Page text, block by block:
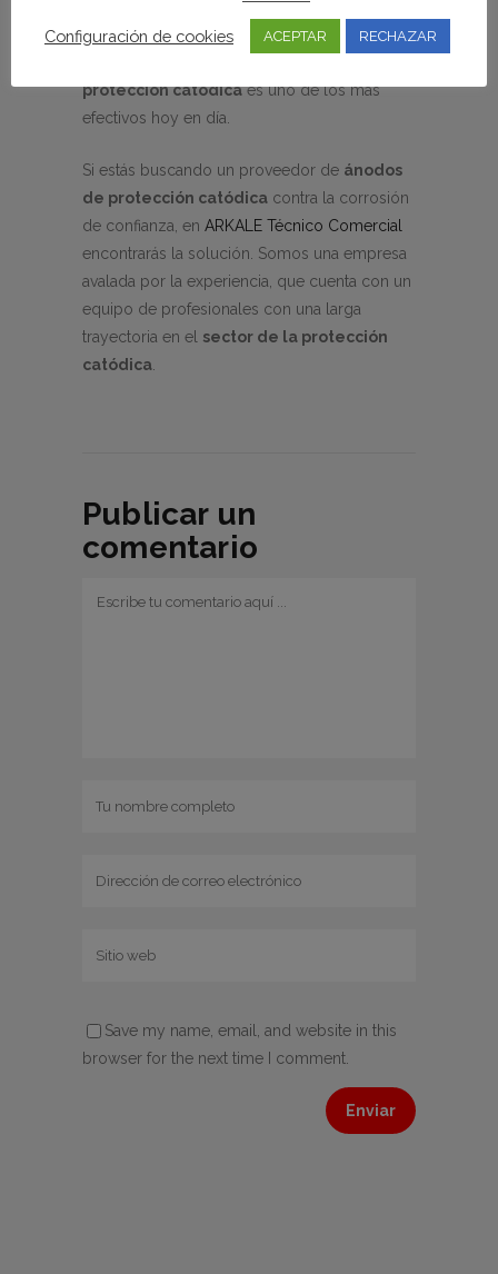
piezas esenciales) contra la corrosión está
prácticamente asegurada durante toda la vida
protección catódicaes uno de los más
efectivos hoy en día.
Si estás buscando un proveedor de ánodos
de protección catódica contra la corrosión
de confianza, en ARKALE Técnico Comercial
encontrarás la solución. Somos una empresa
avalada por la experiencia, que cuenta con un
equipo de profesionales con una larga
trayectoria en el sector de la protección
catódica
Publicar un
comentario
Save my name, email, and website in this
browser for the next time I comment.
Configuración de cookies ACEPTAR RECHAZAR